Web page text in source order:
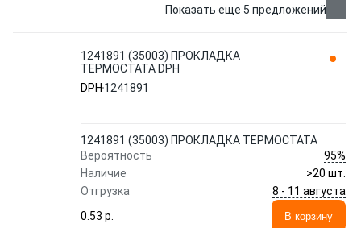
Показать еще 5 предложений
1241891 (35003) ПРОКЛАДКА
ТЕРМОСТАТА DPH
DPH 1241891
1241891 (35003) ПРОКЛАДКА ТЕРМОСТАТА
Вероятность
95%
Наличие
>20 шт.
Отгрузка
8 - 11 августа
0.53 p.
В корзину